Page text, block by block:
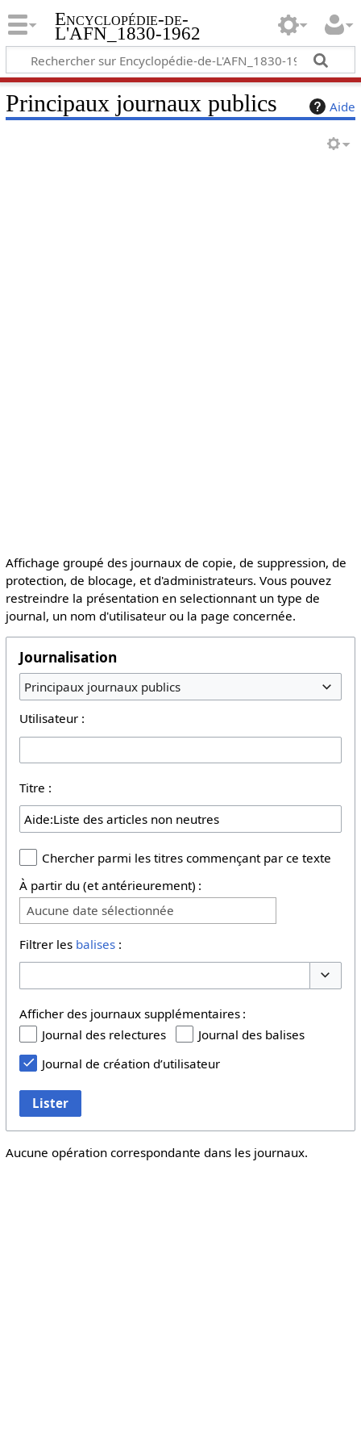
Encyclopédie-de-
L'AFN_1830-1962
Aide
Principaux journaux publics
Affichage groupé des journaux de copie, de suppression, de
protection, de blocage, et d'administrateurs. Vous pouvez
restreindre la présentation en selectionnant un type de
journal, un nom d'utilisateur ou la page concernée.
Journalisation
Principaux journaux publics
Utilisateur :
Titre :
Chercher parmi les titres commençant par ce texte
À partir du (et antérieurement) :
Aucune date sélectionnée
Filtrer les balises:
Afficher des journaux supplémentaires :
Journal des relectures
Journal des balises
Journal de création d’utilisateur
Lister
Aucune opération correspondante dans les journaux.